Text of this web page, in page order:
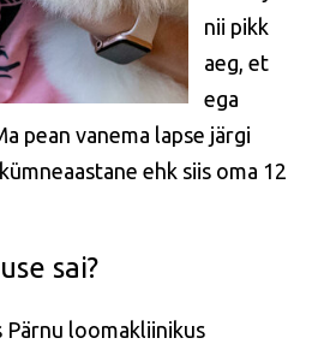
nii pikk
aeg, et
ega
pean vanema lapse järgi
ehk siis oma 12
sai?
Pärnu loomakliinikus